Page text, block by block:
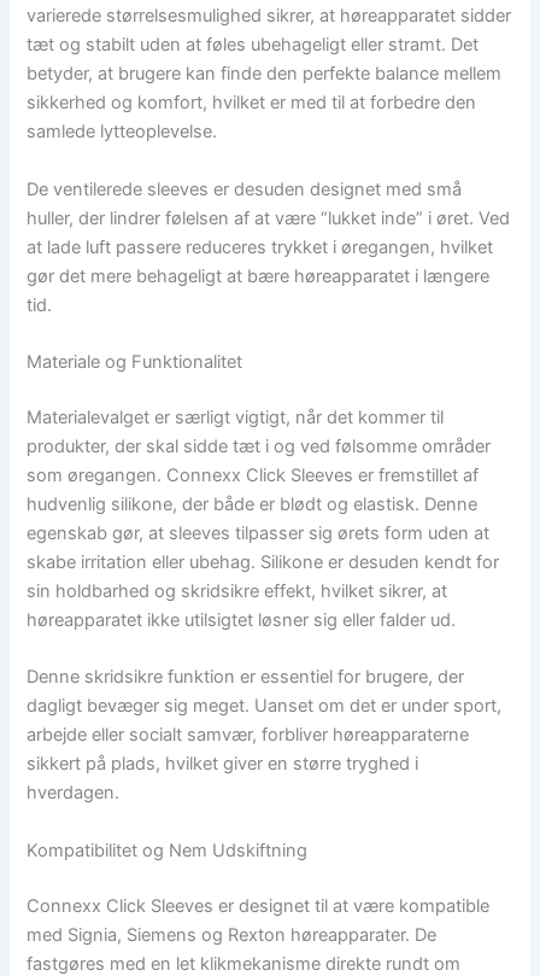
varierede størrelsesmulighed sikrer, at høreapparatet sidder
tæt og stabilt uden at føles ubehageligt eller stramt. Det
betyder, at brugere kan finde den perfekte balance mellem
sikkerhed og komfort, hvilket er med til at forbedre den
samlede lytteoplevelse.
De ventilerede sleeves er desuden designet med små
huller, der lindrer følelsen af at være “lukket inde” i øret. Ved
at lade luft passere reduceres trykket i øregangen, hvilket
gør det mere behageligt at bære høreapparatet i længere
tid.
Materiale og Funktionalitet
Materialevalget er særligt vigtigt, når det kommer til
produkter, der skal sidde tæt i og ved følsomme områder
som øregangen. Connexx Click Sleeves er fremstillet af
hudvenlig silikone, der både er blødt og elastisk. Denne
egenskab gør, at sleeves tilpasser sig ørets form uden at
skabe irritation eller ubehag. Silikone er desuden kendt for
sin holdbarhed og skridsikre effekt, hvilket sikrer, at
høreapparatet ikke utilsigtet løsner sig eller falder ud.
Denne skridsikre funktion er essentiel for brugere, der
dagligt bevæger sig meget. Uanset om det er under sport,
arbejde eller socialt samvær, forbliver høreapparaterne
sikkert på plads, hvilket giver en større tryghed i
hverdagen.
Kompatibilitet og Nem Udskiftning
Connexx Click Sleeves er designet til at være kompatible
med Signia, Siemens og Rexton høreapparater. De
fastgøres med en let klikmekanisme direkte rundt om